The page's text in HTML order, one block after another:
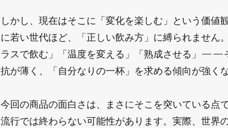
しかし、現在はそこに「変化を楽しむ」という価値
に若い世代ほど、「正しい飲み方」に縛られません
ラスで飲む」「温度を変える」「熟成させる」——
抗が薄く、「自分なりの一杯」を求める傾向が強く
今回の商品の面白さは、まさにそこを突いている点
流行では終わらない可能性があります。実際、世界